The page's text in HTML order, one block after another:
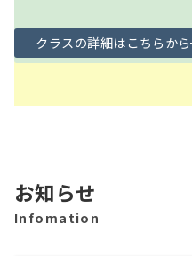
クラスの詳細はこちらから
お知らせ
Infomation